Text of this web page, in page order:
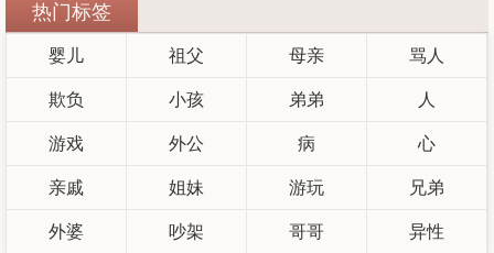
热门标签
婴儿 祖父 母亲 骂人
欺负 小孩 弟弟 人
游戏 外公 病 心
亲戚 姐妹 游玩 兄弟
外婆 吵架 哥哥 异性